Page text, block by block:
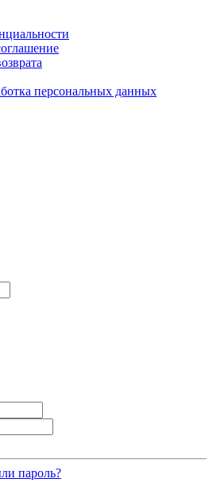
персональных данных
пароль?